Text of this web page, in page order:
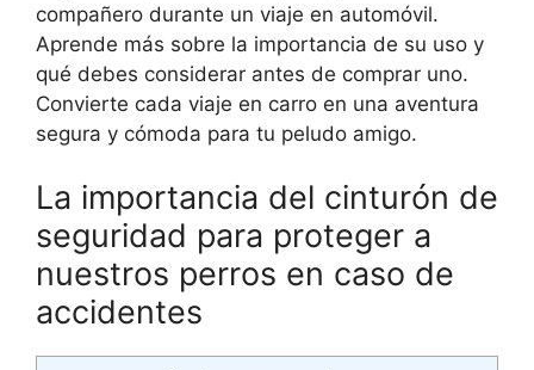
compañero durante un viaje en automóvil.
Aprende más sobre la importancia de su uso y
qué debes considerar antes de comprar uno.
Convierte cada viaje en carro en una aventura
segura y cómoda para tu peludo amigo.
La importancia del cinturón de
seguridad para proteger a
nuestros perros en caso de
accidentes